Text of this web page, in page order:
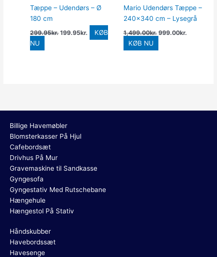
Tæppe – Udendørs – Ø
180 cm
299.95kr. 199.95kr.
KØB
NU
Mario Udendørs Tæppe –
240×340 cm – Lysegrå
1,499.00kr. 999.00kr.
KØB NU
Billige Havemøbler
Blomsterkasser På Hjul
Cafebordsæt
Drivhus På Mur
Gravemaskine til Sandkasse
Gyngesofa
Gyngestativ Med Rutschebane
Hængehule
Hængestol På Stativ
Håndskubber
Havebordssæt
Havesenge